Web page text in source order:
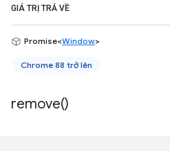
GIÁ TRỊ TRẢ VỀ
Promise<Window>
Chrome 88 trở lên
remove()